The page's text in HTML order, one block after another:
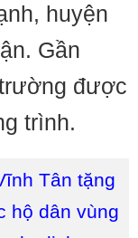
huyện
Gần
được
trình.
Tân tặng
hộ dân vùng